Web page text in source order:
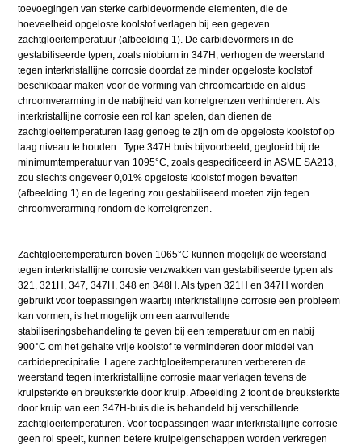
toevoegingen van sterke carbidevormende elementen, die de
hoeveelheid opgeloste koolstof verlagen bij een gegeven
zachtgloeitemperatuur (afbeelding 1). De carbidevormers in de
gestabiliseerde typen, zoals niobium in 347H, verhogen de weerstand
tegen interkristallijne corrosie doordat ze minder opgeloste koolstof
beschikbaar maken voor de vorming van chroomcarbide en aldus
chroomverarming in de nabijheid van korrelgrenzen verhinderen. Als
interkristallijne corrosie een rol kan spelen, dan dienen de
zachtgloeitemperaturen laag genoeg te zijn om de opgeloste koolstof op
laag niveau te houden. Type 347H buis bijvoorbeeld, gegloeid bij de
minimumtemperatuur van 1095°C, zoals gespecificeerd in ASME SA213,
zou slechts ongeveer 0,01% opgeloste koolstof mogen bevatten
(afbeelding 1) en de legering zou gestabiliseerd moeten zijn tegen
chroomverarming rondom de korrelgrenzen.
Zachtgloeitemperaturen boven 1065°C kunnen mogelijk de weerstand
tegen interkristallijne corrosie verzwakken van gestabiliseerde typen als
321, 321H, 347, 347H, 348 en 348H. Als typen 321H en 347H worden
gebruikt voor toepassingen waarbij interkristallijne corrosie een probleem
kan vormen, is het mogelijk om een aanvullende
stabiliseringsbehandeling te geven bij een temperatuur om en nabij
900°C om het gehalte vrije koolstof te verminderen door middel van
carbideprecipitatie. Lagere zachtgloeitemperaturen verbeteren de
weerstand tegen interkristallijne corrosie maar verlagen tevens de
kruipsterkte en breuksterkte door kruip. Afbeelding 2 toont de breuksterkte
door kruip van een 347H-buis die is behandeld bij verschillende
zachtgloeitemperaturen. Voor toepassingen waar interkristallijne corrosie
geen rol speelt, kunnen betere kruipeigenschappen worden verkregen